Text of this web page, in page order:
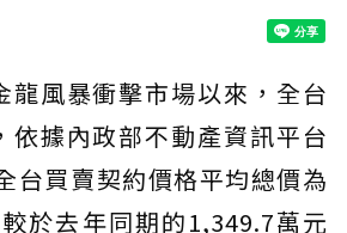
龍風暴衝擊市場以來，全台
依據內政部不動產資訊平台
台買賣契約價格平均總價為
於去年同期的1,349.7萬元